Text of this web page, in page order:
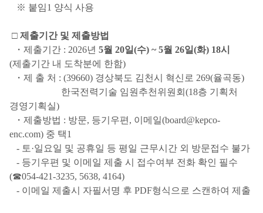
※ 붙임1 양식 사용
□ 제출기간 및 제출방법
・제출기간 : 2026년 5월 20일(수) ~ 5월 26일(화) 18시
(제출기간 내 도착분에 한함)
・제 출 처 : (39660) 경상북도 김천시 혁신로 269(율곡동)
한국전력기술 임원추천위원회(18층 기획처
경영기획실)
・제출방법 : 방문, 등기우편, 이메일(board@kepco-
enc.com) 중 택1
- 토·일요일 및 공휴일 등 평일 근무시간 외 방문접수 불가
- 등기우편 및 이메일 제출 시 접수여부 전화 확인 필수
(☎054-421-3235, 5638, 4164)
- 이메일 제출시 자필서명 후 PDF형식으로 스캔하여 제출